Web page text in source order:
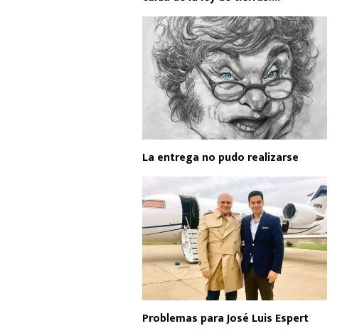
La entrega no pudo realizarse
Problemas para José Luis Espert